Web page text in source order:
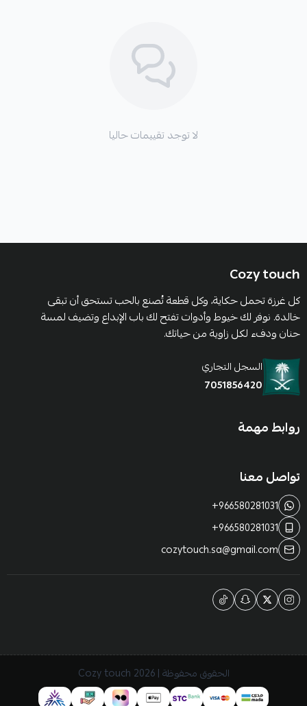
لا توجد تقييمات حاليا
Cozy touch
كل غرزة تحمل حكاية، وكل قطعة تُصنع بالحب تستحق أن تبقى
خالدة. نوفر لك خيوط وأدوات تفتح لك باب الإبداع وتضيف لمسة
حنان ودفء لكل زاوية من حياتك.
السجل التجاري
7051856420
روابط مهمة
تواصل معنا
+966580281031
+966580281031
cozytouch.sa@gmail.com
الحقوق محفوظة | 2026 Cozy touch